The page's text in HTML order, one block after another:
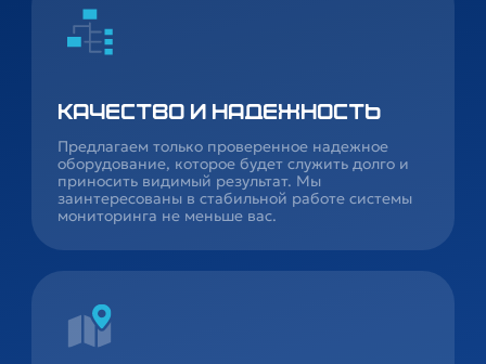
Качество и надежность
Предлагаем только проверенное надежное
оборудование, которое будет служить долго и
приносить видимый результат. Мы
заинтересованы в стабильной работе системы
мониторинга не меньше вас.